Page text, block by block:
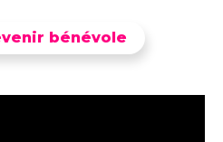
bénévole